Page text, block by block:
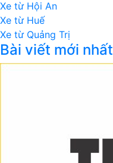
Xe từ Hội An
Xe từ Huế
Xe từ Quảng Trị
Bài viết mới nhất